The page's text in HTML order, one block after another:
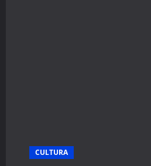
CULTURA